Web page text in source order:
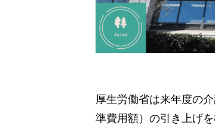
厚生労働省は来年度の
準費用額）の引き上げ